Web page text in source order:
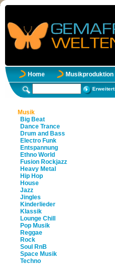
Home Musikproduktion
Erweitert
Musik
Big Beat
Dance Trance
Drum and Bass
Electro Funk
Entspannung
Ethno World
Fusion Rockjazz
Heavy Metal
Hip Hop
House
Jazz
Jingles
Kinderlieder
Klassik
Lounge Chill
Pop Musik
Reggae
Rock
Soul RnB
Space Musik
Techno